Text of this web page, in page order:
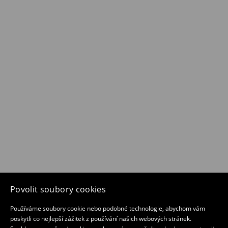
Povolit soubory cookies
Používáme soubory cookie nebo podobné technologie, abychom vám
poskytli co nejlepší zážitek z používání našich webových stránek.